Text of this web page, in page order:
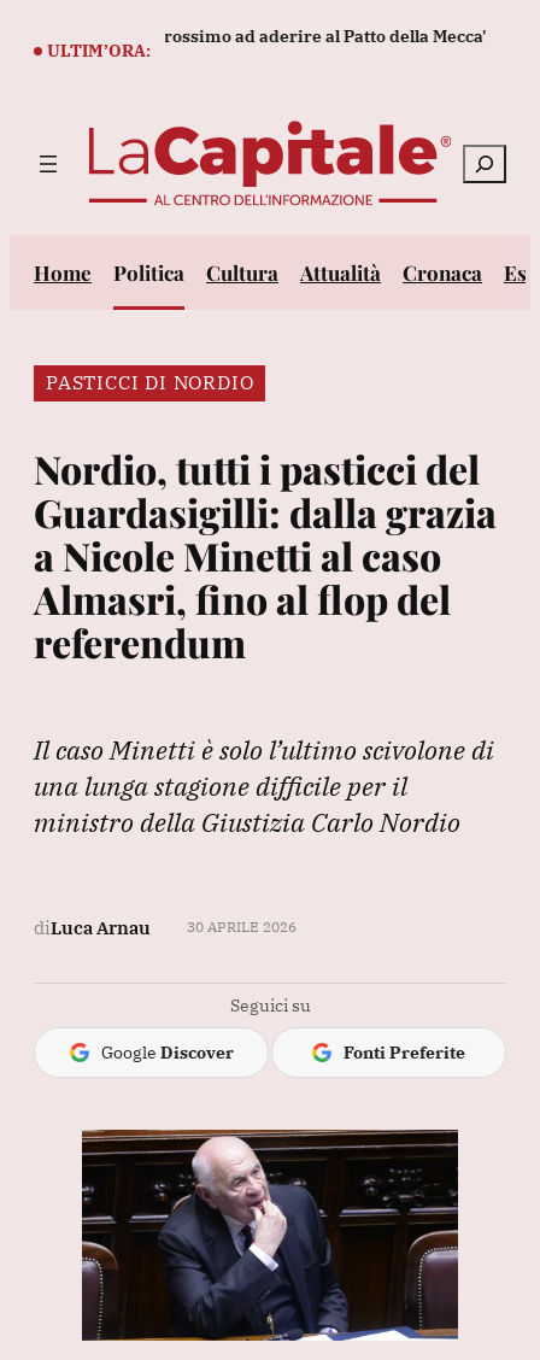
ULTIM’ORA:
essere il prossimo ad aderire al Patto della Mecca'
Cerca
Home Politica Cultura Attualità Cronaca
PASTICCI DI NORDIO
Nordio, tutti i pasticci del
Guardasigilli: dalla grazia
a Nicole Minetti al caso
Almasri, fino al flop del
referendum
Il caso Minetti è solo l’ultimo scivolone di
una lunga stagione difficile per il
ministro della Giustizia Carlo Nordio
diLuca Arnau 30 APRILE 2026
Seguici su
Google Discover Fonti Preferite